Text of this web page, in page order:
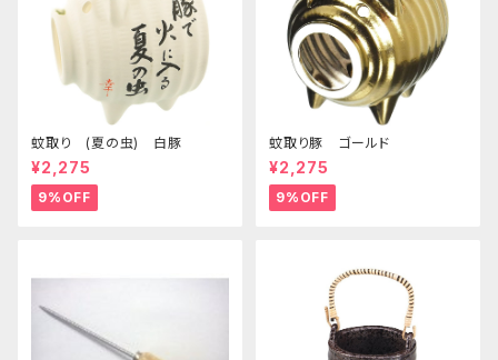
蚊取り (夏の虫) 白豚
¥2,275
9%OFF
蚊取り豚 ゴールド
¥2,275
9%OFF